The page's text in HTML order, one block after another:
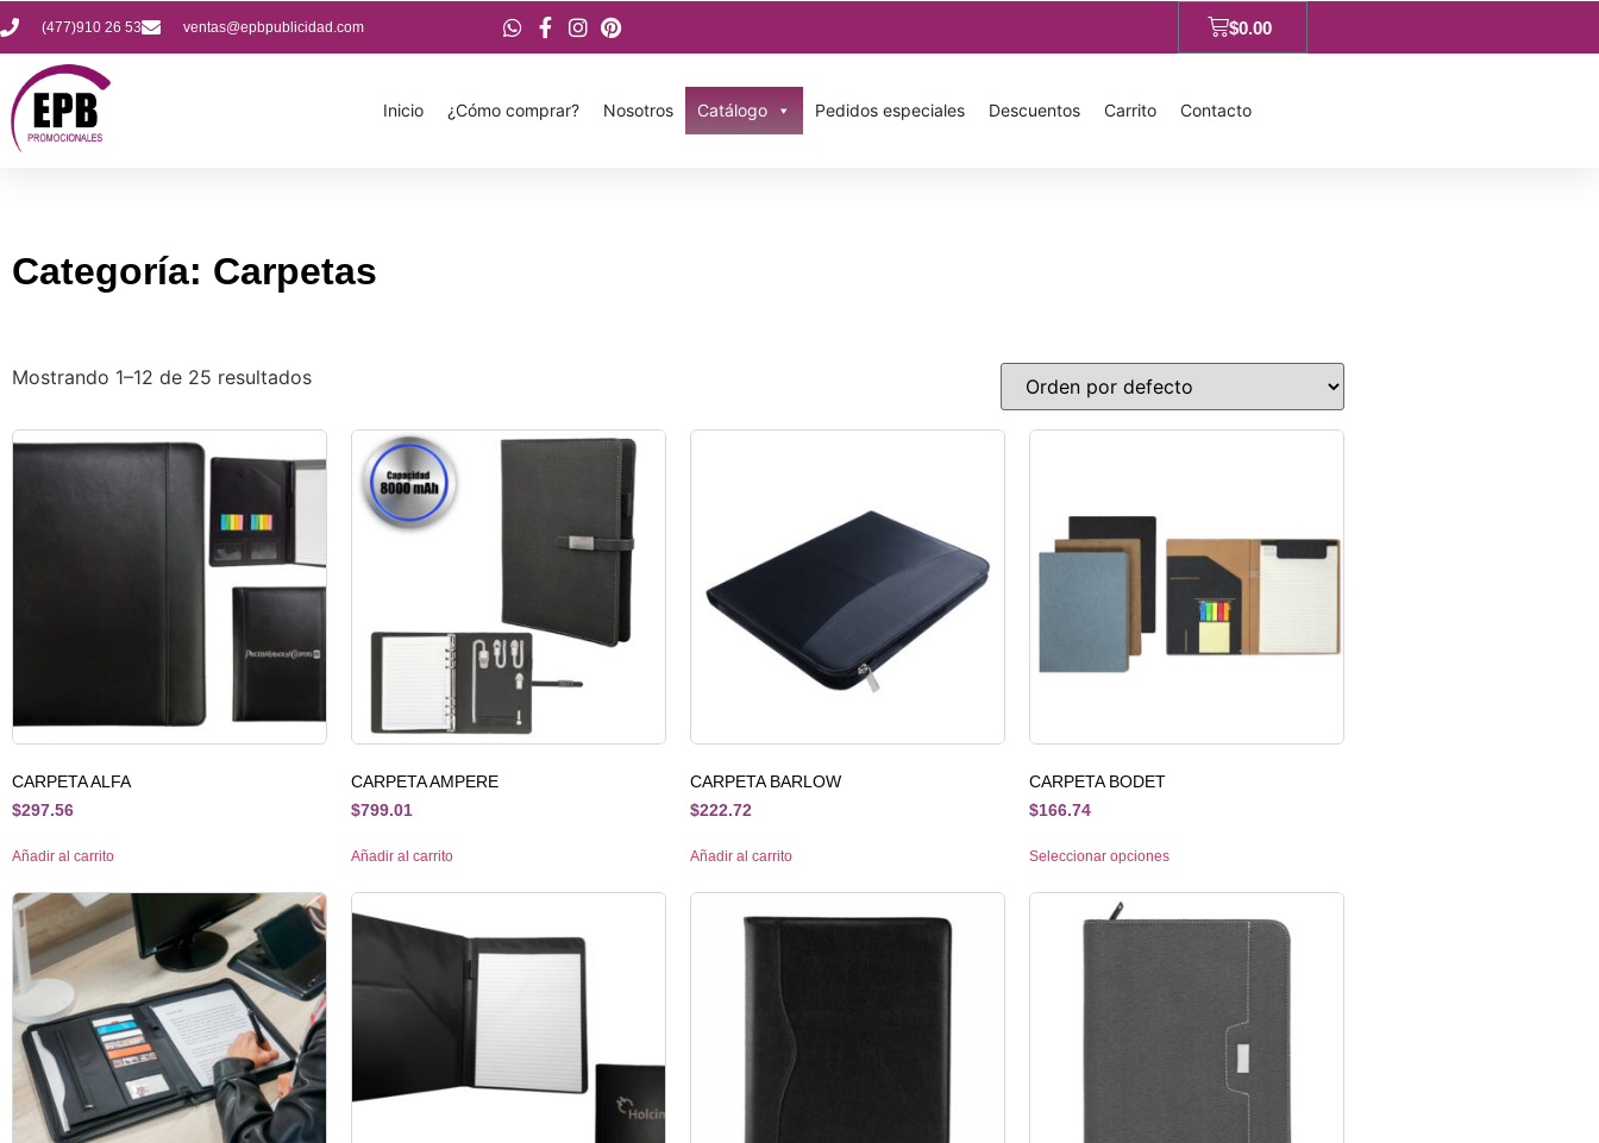
(477)910 26 53 ventas@epbpublicidad.com $0.00
Inicio ¿Cómo comprar? Nosotros Catálogo Pedidos especiales Descuentos Carrito Contacto
Categoría: Carpetas
Mostrando 1–12 de 25 resultados
CARPETA ALFA
$297.56
Añadir al carrito
CARPETA AMPERE
$799.01
Añadir al carrito
CARPETA BARLOW
$222.72
Añadir al carrito
CARPETA BODET
$166.74
Seleccionar opciones